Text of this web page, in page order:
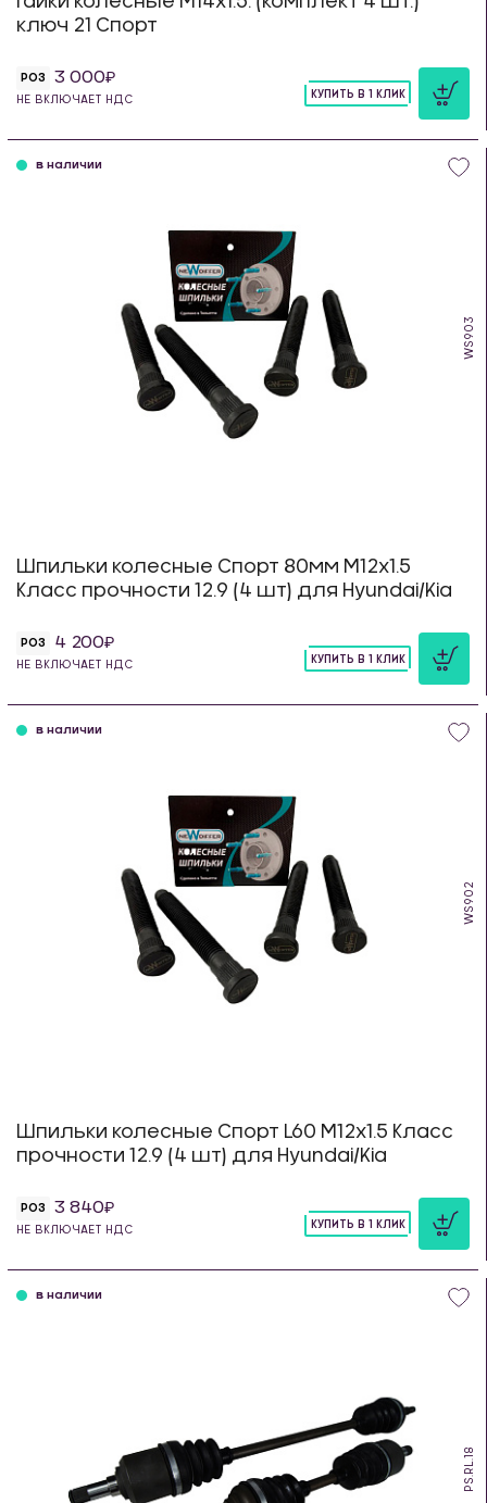
ключ 21 Спорт
РОЗ 3 000
НЕ ВКЛЮЧАЕТ НДС
КУПИТЬ В 1 КЛИК
WS903
в наличии
Шпильки колесные Спорт 80мм М12х1.5
Класс прочности 12.9 (4 шт) для Hyundai/Kia
РОЗ 4 200
НЕ ВКЛЮЧАЕТ НДС
КУПИТЬ В 1 КЛИК
WS902
в наличии
Шпильки колесные Спорт L60 М12х1.5 Класс
прочности 12.9 (4 шт) для Hyundai/Kia
РОЗ 3 840
НЕ ВКЛЮЧАЕТ НДС
КУПИТЬ В 1 КЛИК
PS.RL.18
в наличии